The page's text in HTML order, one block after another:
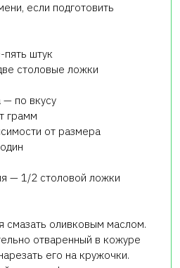
если подготовить
штук
столовые ложки
— по вкусу
грамм
от размера
— 1/2 столовой ложки
смазать оливковым маслом.
отваренный в кожуре
его на кружочки.